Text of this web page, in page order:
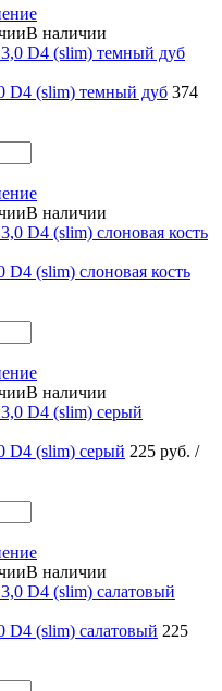
В наличии
D4 (slim) темный дуб 374
В наличии
(slim) слоновая кость
В наличии
D4 (slim) серый 225 руб. /
В наличии
D4 (slim) салатовый 225